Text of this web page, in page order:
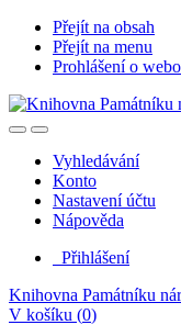
Přejít na obsah
Přejít na menu
Prohlášení o
Vyhledávání
Konto
Nastavení účtu
Nápověda
Přihlášení
Knihovna Památníku
V košíku (0)